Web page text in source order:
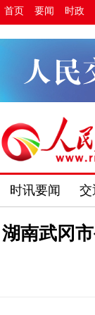
首页 要闻 时政
时讯要闻 交
湖南武冈